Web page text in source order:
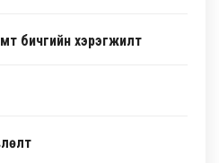
бичгийн хэрэгжилт